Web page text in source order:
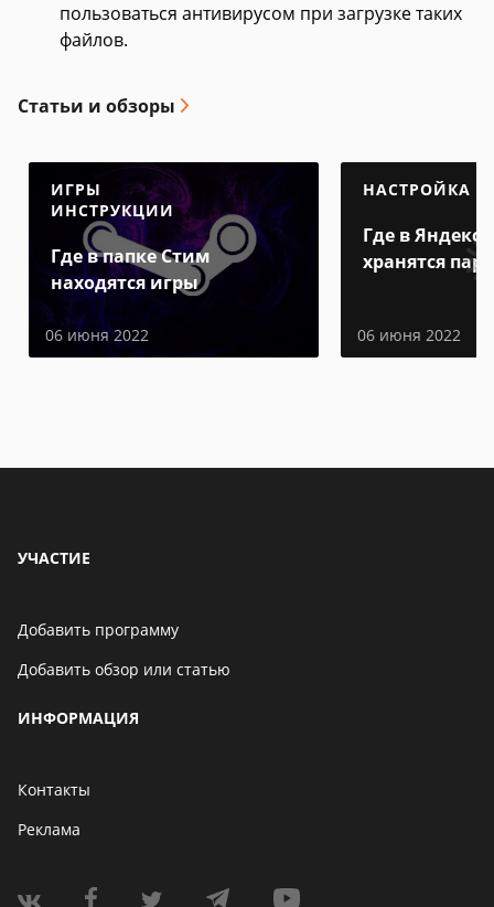
пользоваться антивирусом при загрузке таких
файлов.
Статьи и обзоры
ИГРЫ
ИНСТРУКЦИИ
Где в папке Стим
находятся игры
06 июня 2022
НАСТРОЙКА
Где в Яндекс
хранятся
06 июня 2022
УЧАСТИЕ
Добавить программу
Добавить обзор или статью
ИНФОРМАЦИЯ
Контакты
Реклама